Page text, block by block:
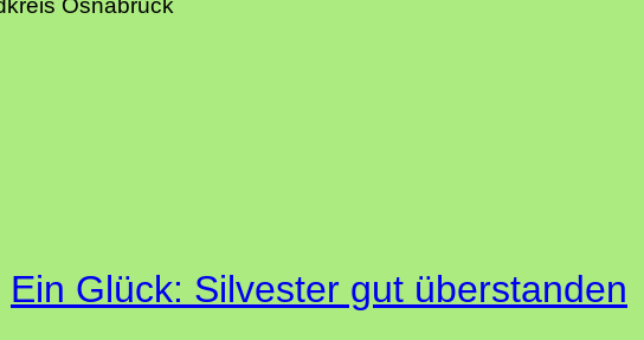
Osnabrück
Ein Glück: Silvester gut überstanden